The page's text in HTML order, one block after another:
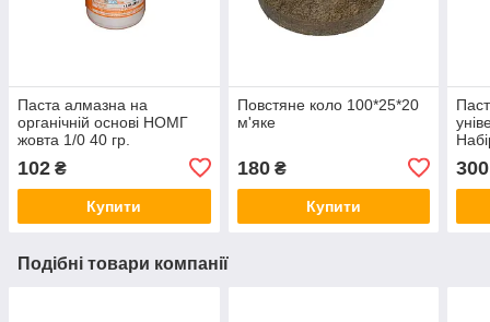
Паста алмазна на
органічній основі НОМГ
жовта 1/0 40 гр.
102 ₴
Купити
Повстяне коло 100*25*20
м'яке
180₴
Купити
300
Подібні товари компанії